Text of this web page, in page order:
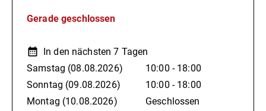
Und FLIEG! Lachend, pures Glück im ganzen Körper. Ein
Flüge können unterhttp://www.astenkick.dereserviert
werden.
Gerade geschlossen
In den nächsten 7 Tagen
Samstag (08.08.2026)
10:00 - 18:00
Sonntag (09.08.2026)
10:00 - 18:00
Montag (10.08.2026)
Geschlossen